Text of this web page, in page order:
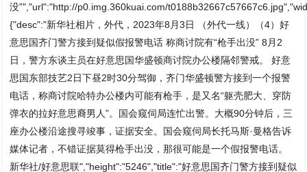
没”","url":"http://p0.img.360kuai.com/
{"desc":"新华社相片，外代，2023年8月3日 （外代一线）（4）好
意思国齐门警方接到疑似假报警电话 称商讨院有“枪手出没” 8月2
日，警方东谈主员在好意思国华盛顿商讨院办公楼隔邻警戒。 好意
思国东部技艺2日下昼2时30分驾御，齐门华盛顿警方接到一个报警
电话，称商讨院哈特办公楼内可能有枪手，是又名“躯壳肥大、穿防
弹衣的拉好意思裔男人”。国会窥伺局连忙出警。大概90分钟后，三
座办公楼沿途搜寻竣事，证据安全。国会窥伺局长托马斯·曼格告诉
媒体记者，不错证据莫得枪手出没，那很可能是一个假报警电话。
新华社/好意思联","height":"5246","title":"好意思国齐门警方接到疑似